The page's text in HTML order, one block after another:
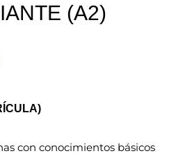
(A2)
con conocimientos básicos